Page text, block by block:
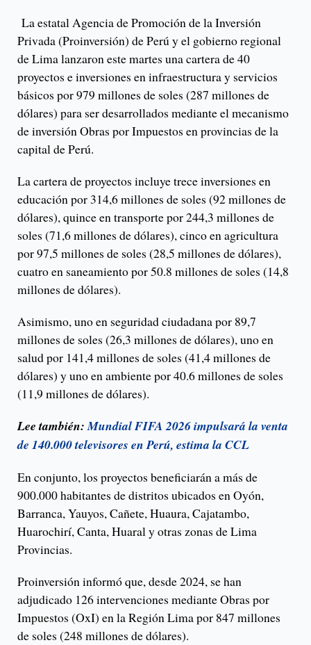
La estatal Agencia de Promoción de la Inversión
Privada (Proinversión) de Perú y el gobierno regional
de Lima lanzaron este martes una cartera de 40
proyectos e inversiones en infraestructura y servicios
básicos por 979 millones de soles (287 millones de
dólares) para ser desarrollados mediante el mecanismo
de inversión Obras por Impuestos en provincias de la
capital de Perú.
La cartera de proyectos incluye trece inversiones en
educación por 314,6 millones de soles (92 millones de
dólares), quince en transporte por 244,3 millones de
soles (71,6 millones de dólares), cinco en agricultura
por 97,5 millones de soles (28,5 millones de dólares),
cuatro en saneamiento por 50.8 millones de soles (14,8
millones de dólares).
Asimismo, uno en seguridad ciudadana por 89,7
millones de soles (26,3 millones de dólares), uno en
salud por 141,4 millones de soles (41,4 millones de
dólares) y uno en ambiente por 40.6 millones de soles
(11,9 millones de dólares).
Lee también:Mundial FIFA 2026 impulsará la venta
de 140.000 televisores en Perú, estima la CCL
En conjunto, los proyectos beneficiarán a más de
900.000 habitantes de distritos ubicados en Oyón,
Barranca, Yauyos, Cañete, Huaura, Cajatambo,
Huarochirí, Canta, Huaral y otras zonas de Lima
Provincias.
Proinversión informó que, desde 2024, se han
adjudicado 126 intervenciones mediante Obras por
Impuestos (OxI) en la Región Lima por 847 millones
de soles (248 millones de dólares).